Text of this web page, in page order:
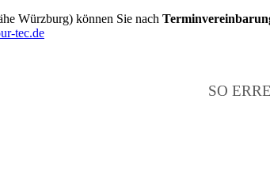
Würzburg) können Sie nach
tec.de
SO